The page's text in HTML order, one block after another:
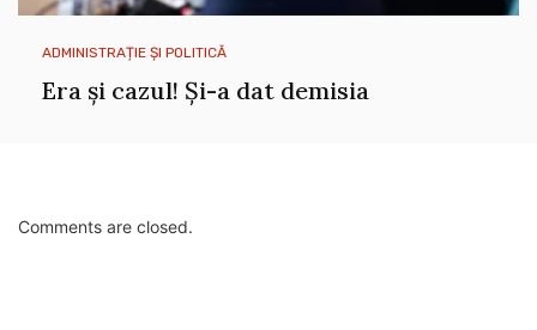
ADMINISTRAȚIE ȘI POLITICĂ
Era și cazul! Și-a dat demisia
Comments are closed.